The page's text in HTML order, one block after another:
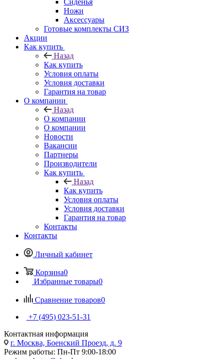
Сиденья
Ножи
Аксессуары
Готовые комплекты СИЗ
Акции
Как купить
Назад
Как купить
Условия оплаты
Условия доставки
Гарантия на товар
О компании
Назад
О компании
О компании
Новости
Вакансии
Партнеры
Производители
Как купить
Назад
Как купить
Условия оплаты
Условия доставки
Гарантия на товар
Контакты
Контакты
Личный кабинет
Корзина0
Избранные товары0
Сравнение товаров0
+7 (495) 023-51-31
Контактная информация
г. Москва, Боенский Проезд, д. 9
Режим работы: Пн-Пт 9:00-18:00